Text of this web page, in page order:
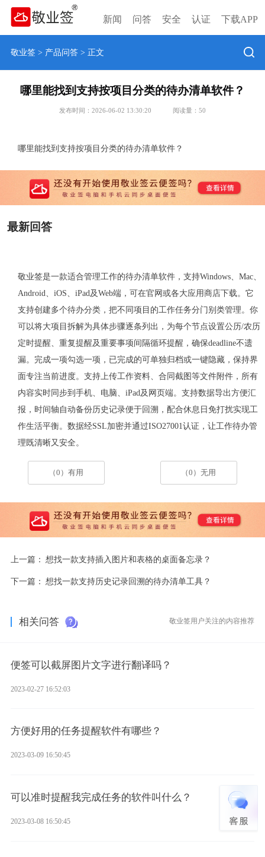
新闻 问答 安全 认证 下载APP
敬业签> 产品问答> 正文
哪里能找到支持按项目分类的待办清单软件？
发布时间：2026-06-02 13:30:20 阅读量： 50
哪里能找到支持按项目分类的待办清单软件？
最新回答
敬业签是一款适合管理工作的待办清单软件，支持Windows、 Mac、
Android
iOS iPad及Web端，可在官网或各大应用商店下载。它
支持创建多个待办分类，把不同项目的工作任务分门别类管理。你
可以将大项目拆解为具体步骤逐条列出，为每个节点设置公历/农历
定时提醒、重复提醒及重要事项间隔循环提醒，确保deadline不遗
漏。完成一项勾选一项，已完成的可单独归档或一键隐藏，保持界
面专注当前进度。支持上传工作资料、合同截图等文件附件，所有
内容实时同步到手机、电脑、 iPad及网页端。支持数据导出方便汇
报，时间轴自动备份历史记录便于回溯，配合休息日免打扰实现工
作生活平衡。数据经SSL加密并通过ISO27001认证，让工作待办管
理既清晰又安全。
（0）有用 （0）无用
上一篇： 想找一款支持插入图片和表格的桌面备忘录？
下一篇： 想找一款支持历史记录回溯的待办清单工具？
相关问答 敬业签用户关注的内容推荐
便签可以截屏图片文字进行翻译吗？
2023-02-27 16:52:03
方便好用的任务提醒软件有哪些？
2023-03-09 16:50:45
可以准时提醒我完成任务的软件叫什么？
2023-03-08 16:50:45